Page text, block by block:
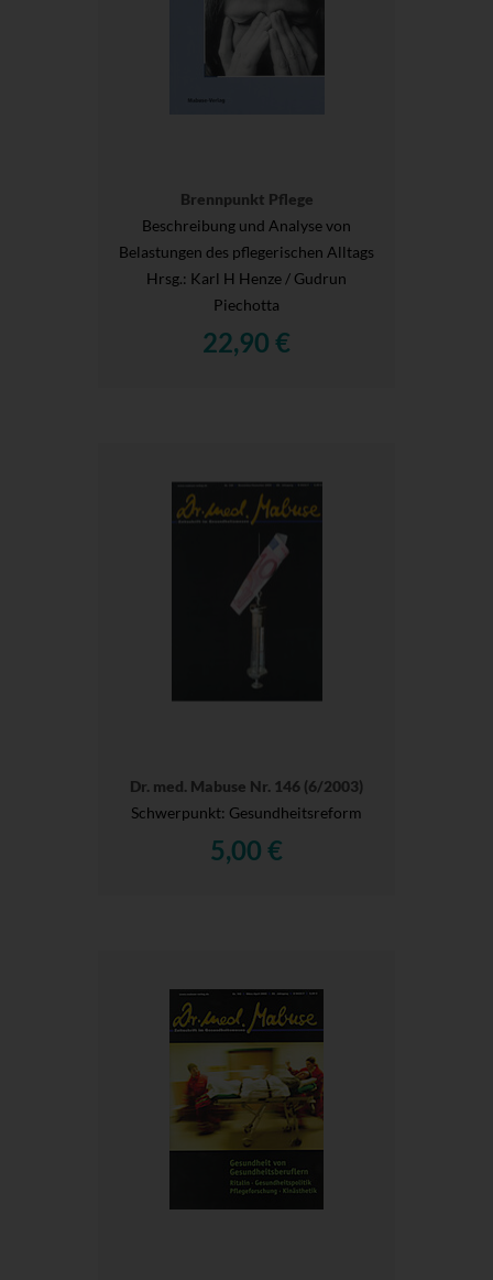
Brennpunkt Pflege
Beschreibung und Analyse von
Belastungen des pflegerischen Alltags
Hrsg.: Karl H Henze / Gudrun
Piechotta
22,90 €
Dr. med. Mabuse Nr. 146 (6/2003)
Schwerpunkt: Gesundheitsreform
5,00 €